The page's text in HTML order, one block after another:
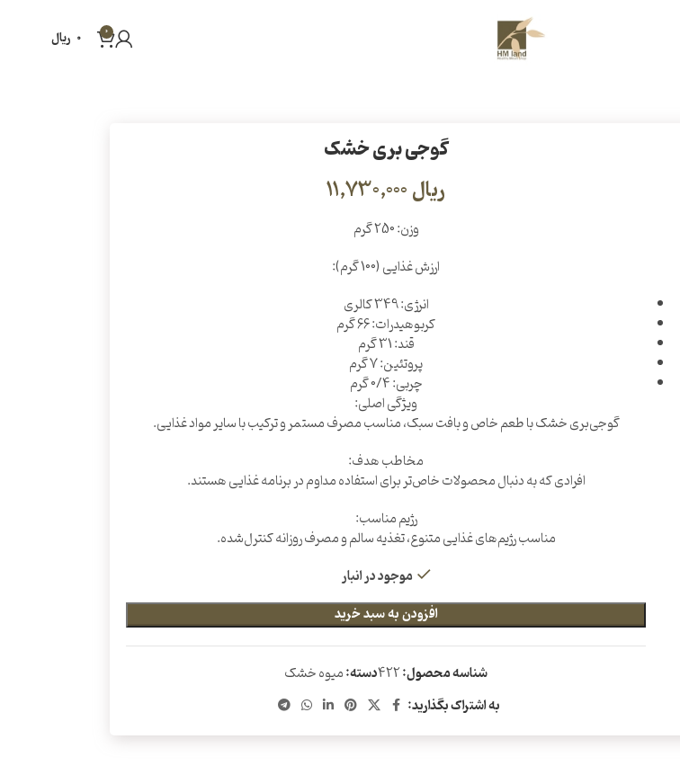
0 ریال
گوجی بری خشک
ریال
وزن: 250 گرم
ارزش غذایی (100 گرم):
انرژی: 349 کالری
کربوهیدرات: 66 گرم
قند: 31 گرم
پروتئین: 7 گرم
چربی: 0/4 گرم
ویژگی اصلی:
گوجی‌بری خشک با طعم خاص و بافت سبک، مناسب مصرف مستمر و ترکیب با سایر مواد غذایی.
مخاطب هدف:
افرادی که به دنبال محصولات خاص‌تر برای استفاده مداوم در برنامه غذایی هستند.
رژیم مناسب:
مناسب رژیم‌های غذایی متنوع، تغذیه سالم و مصرف روزانه کنترل‌شده.
موجود در انبار
افزودن به سبد خرید
شناسه محصول:422دسته:میوه خشک
به اشتراک بگذارید: